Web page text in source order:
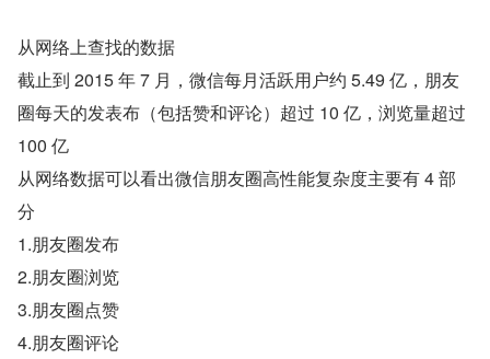
从网络上查找的数据
截止到 2015 年 7 月，微信每月活跃用户约 5.49 亿，朋友
圈每天的发表布（包括赞和评论）超过 10 亿，浏览量超过
100 亿
从网络数据可以看出微信朋友圈高性能复杂度主要有 4 部
分
1.朋友圈发布
2.朋友圈浏览
3.朋友圈点赞
4.朋友圈评论